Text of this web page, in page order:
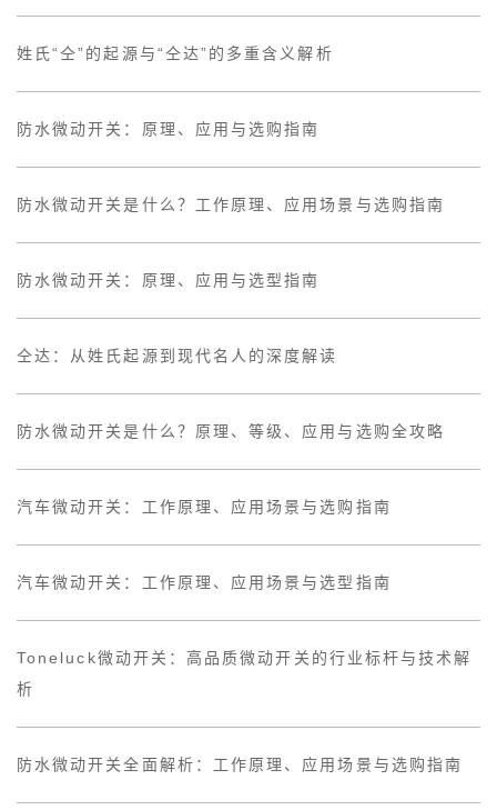
姓氏“仝”的起源与“仝达”的多重含义解析
防水微动开关：原理、应用与选购指南
防水微动开关是什么？工作原理、应用场景与选购指南
防水微动开关：原理、应用与选型指南
仝达：从姓氏起源到现代名人的深度解读
防水微动开关是什么？原理、等级、应用与选购全攻略
汽车微动开关：工作原理、应用场景与选购指南
汽车微动开关：工作原理、应用场景与选型指南
Toneluck微动开关：高品质微动开关的行业标杆与技术解
析
防水微动开关全面解析：工作原理、应用场景与选购指南